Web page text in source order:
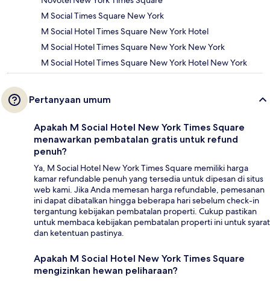
M Social Times Square New York
M Social Hotel Times Square New York Hotel
M Social Hotel Times Square New York New York
M Social Hotel Times Square New York Hotel New York
Pertanyaan umum
Apakah M Social Hotel New York Times Square
menawarkan pembatalan gratis untuk refund
penuh?
Ya, M Social Hotel New York Times Square memiliki harga
kamar refundable penuh yang tersedia untuk dipesan di situs
web kami. Jika Anda memesan harga refundable, pemesanan
ini dapat dibatalkan hingga beberapa hari sebelum check-in
tergantung kebijakan pembatalan properti. Cukup pastikan
untuk membaca kebijakan pembatalan properti ini untuk syarat
dan ketentuan pastinya.
Apakah M Social Hotel New York Times Square
mengizinkan hewan peliharaan?